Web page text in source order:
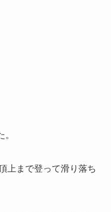
上まで登って滑り落ち